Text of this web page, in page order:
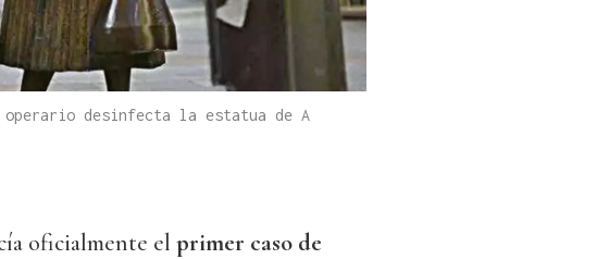
operario desinfecta la estatua de A
oficialmente el primer caso de